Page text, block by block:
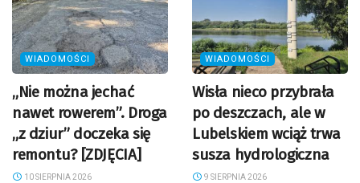
WIADOMOŚCI
„Nie można jechać
nawet rowerem”. Droga
„z dziur” doczeka się
remontu? [ZDJĘCIA]
10 SIERPNIA 2026
WIADOMOŚCI
Wisła nieco przybrała
po deszczach, ale w
Lubelskiem wciąż trwa
susza hydrologiczna
9 SIERPNIA 2026